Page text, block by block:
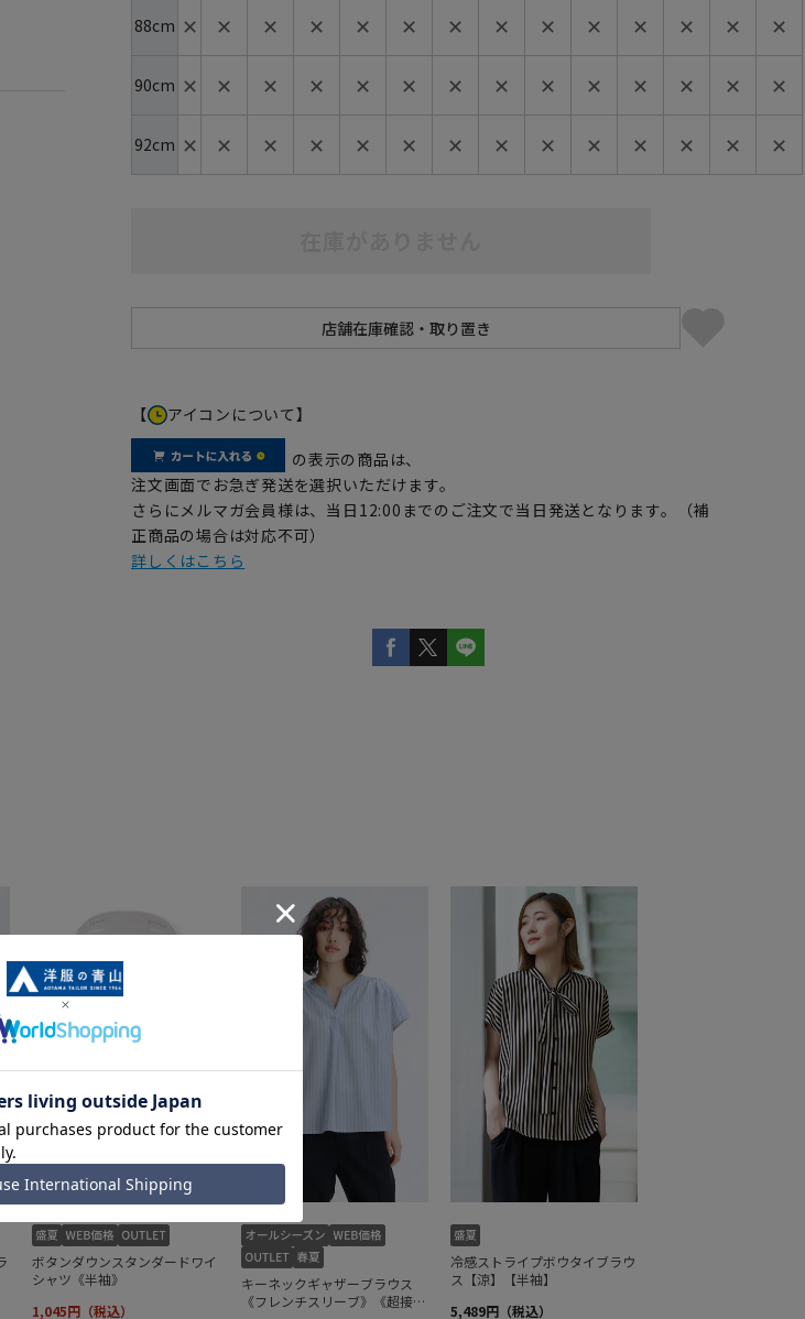
4L47cm/84cm 5L49cm/84cm
88cm ✕ ✕ ✕ ✕ ✕ ✕ ✕ ✕ ✕ ✕ ✕ ✕ ✕ ✕
90cm ✕ ✕ ✕ ✕ ✕ ✕ ✕ ✕ ✕ ✕ ✕ ✕ ✕ ✕
92cm ✕ ✕ ✕ ✕ ✕ ✕ ✕ ✕ ✕ ✕ ✕ ✕ ✕ ✕
【 アイコンについて】
の表示の商品は、
注文画面でお急ぎ発送を選択いただけます。
さらにメルマガ会員様は、当日12:00までのご注文で当日発送となります。（補
正商品の場合は対応不可）
詳しくはこちら